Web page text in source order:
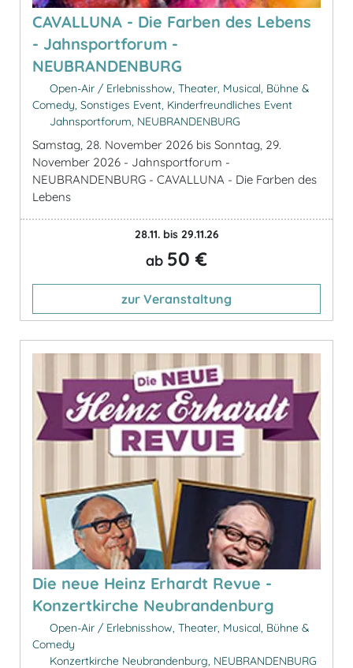
CAVALLUNA - Die Farben des Lebens
- Jahnsportforum -
NEUBRANDENBURG
Open-Air / Erlebnisshow, Theater, Musical, Bühne &
Comedy, Sonstiges Event, Kinderfreundliches Event
Jahnsportforum, NEUBRANDENBURG
Samstag, 28. November 2026 bis Sonntag, 29.
November 2026 - Jahnsportforum -
NEUBRANDENBURG - CAVALLUNA - Die Farben des
Lebens
28.11. bis 29.11.26
ab 50 €
zur Veranstaltung
Die neue Heinz Erhardt Revue -
Konzertkirche Neubrandenburg
Open-Air / Erlebnisshow, Theater, Musical, Bühne &
Comedy
Konzertkirche Neubrandenburg, NEUBRANDENBURG